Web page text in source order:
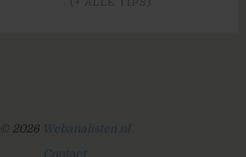
© 2026 Webanalisten.nl
Contact